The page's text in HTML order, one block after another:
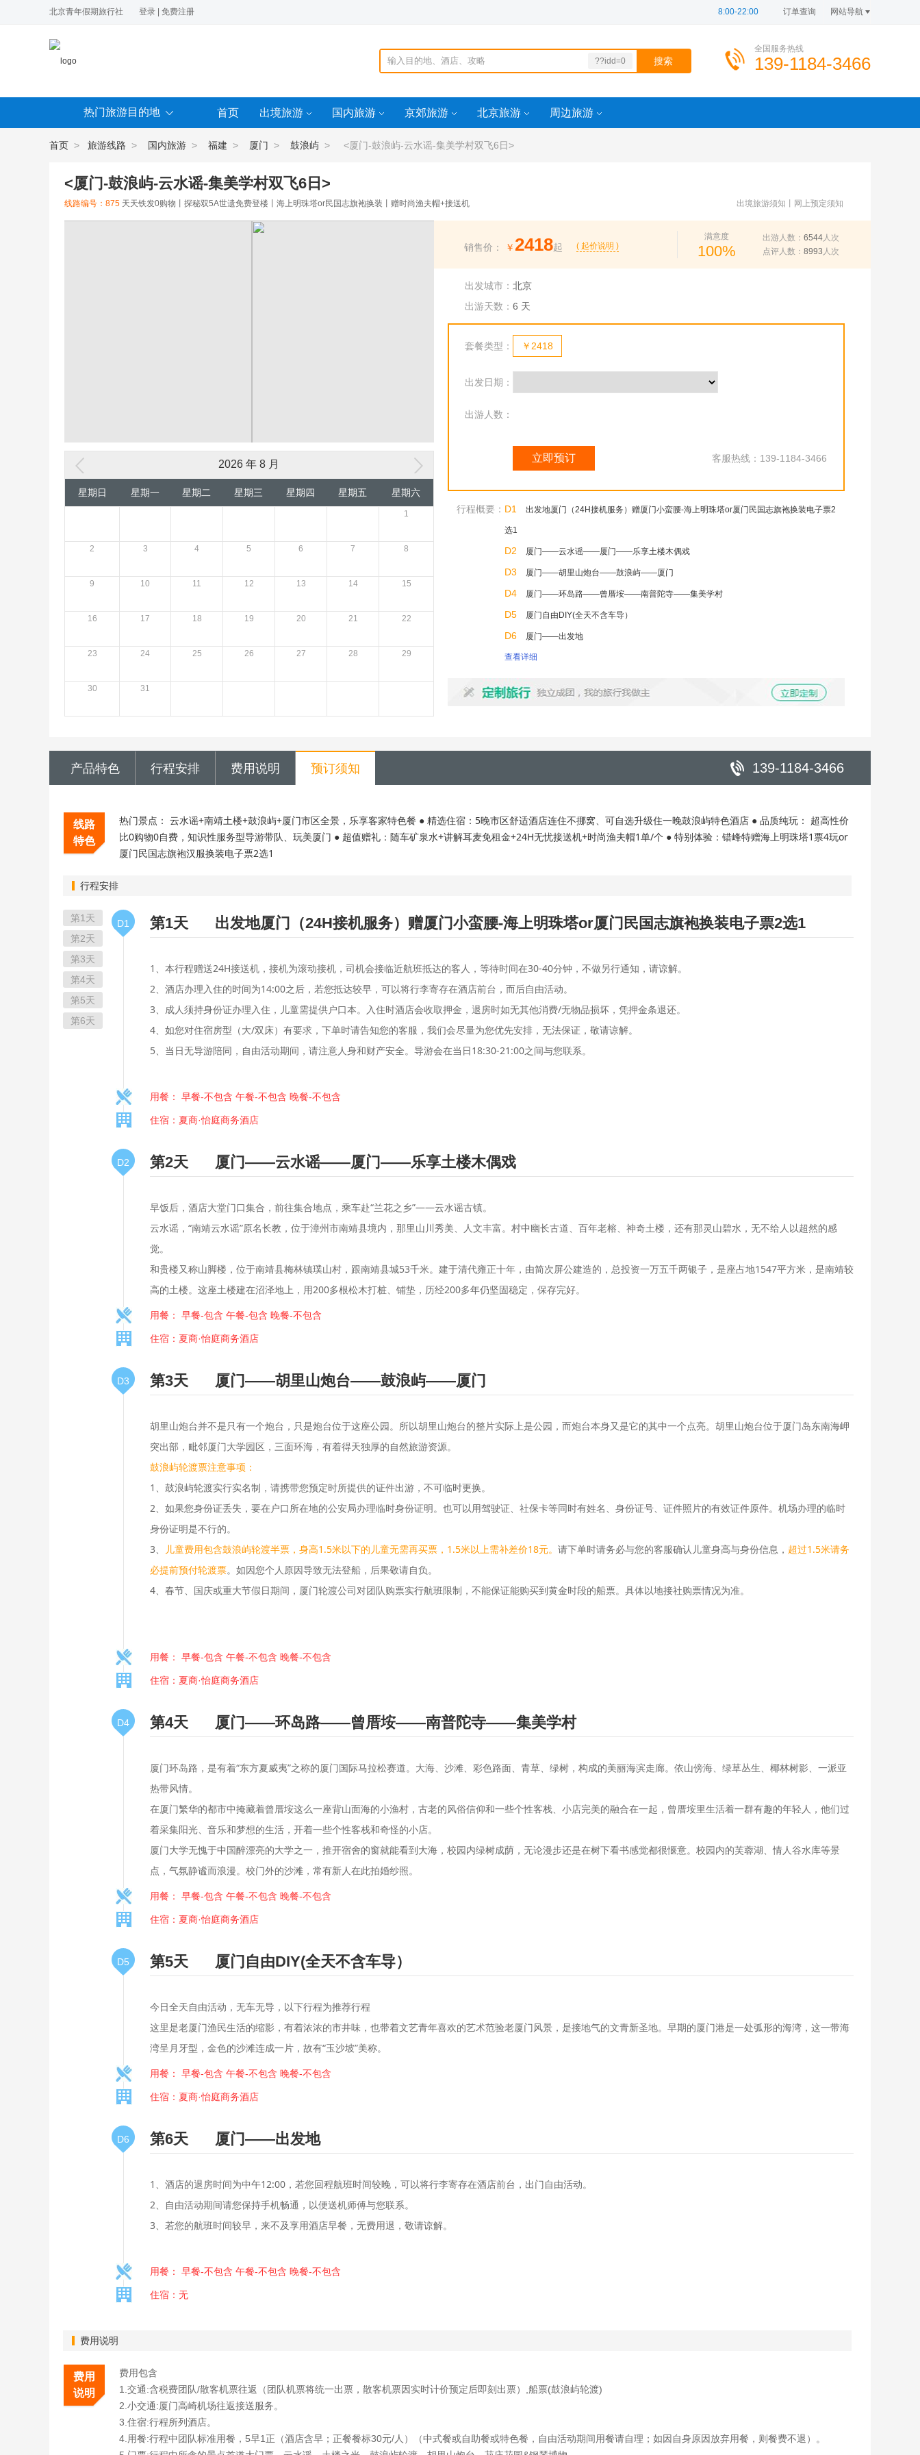
北京青年假期旅行社 登录 免费注册 8:00-22:00 订单查询 网站导航
??idd=0
764901idd=1605672
160285100
vw �lidd=16034392
全国服务热线
139-1184-3466
热门旅游目的地 首页 出境旅游 国内旅游 京郊旅游 北京旅游 周边旅游
首页 > 旅游线路 > 国内旅游 > 福建 > 厦门 > 鼓浪屿 > <厦门-鼓浪屿-云水谣-集美学村双飞6日>
<厦门-鼓浪屿-云水谣-集美学村双飞6日>
线路编号：875 天天铁发0购物丨探秘双5A世遗免费登楼丨海上明珠塔or民国志旗袍换装丨赠时尚渔夫帽+接送机 出境旅游须知 网上预定须知
2026 年 8 月
星期日 星期一 星期二 星期三 星期四 星期五 星期六
1
2 3 4 5 6 7 8
9 10 11 12 13 14 15
16 17 18 19 20 21 22
23 24 25 26 27 28 29
30 31
销售价： ￥ 2418起 ( 起价说明 )
满意度
100%
出游人数： 6544人次
点评人数： 8993 人次
出发城市： 北京
出游天数： 6 天
套餐类型： ￥2418
出发日期：
出游人数：
立即预订 客服热线：139-1184-3466
行程概要： D1 出发地厦门（24H接机服务）赠厦门小蛮腰-海上明珠塔or厦门民国志旗袍换装电子票2
选1
D2 厦门——云水谣——厦门——乐享土楼木偶戏
D3 厦门——胡里山炮台——鼓浪屿——厦门
D4 厦门——环岛路——曾厝垵——南普陀寺——集美学村
D5 厦门自由DIY(全天不含车导）
D6 厦门——出发地
查看详细
产品特色 行程安排 费用说明 预订须知 139-1184-3466
线路
特色
热门景点： 云水谣+南靖土楼+鼓浪屿+厦门市区全景，乐享客家特色餐 ● 精选住宿：5晚市区舒适酒店连住不挪窝、可自选升级住一晚鼓浪屿特色酒店 ● 品质纯玩： 超高性价
比0购物0自费，知识性服务型导游带队、玩美厦门 ● 超值赠礼：随车矿泉水+讲解耳麦免租金+24H无忧接送机+时尚渔夫帽1单/个 ● 特别体验：错峰特赠海上明珠塔1票4玩or
厦门民国志旗袍汉服换装电子票2选1
行程安排
第1天
第2天
第3天
第4天
第5天
第6天
D1 第1天 出发地厦门（24H接机服务）赠厦门小蛮腰-海上明珠塔or厦门民国志旗袍换装电子票2选1
1、本行程赠送24H接送机，接机为滚动接机，司机会接临近航班抵达的客人，等待时间在30-40分钟，不做另行通知，请谅解。
2、酒店办理入住的时间为14:00之后，若您抵达较早，可以将行李寄存在酒店前台，而后自由活动。
3、成人须持身份证办理入住，儿童需提供户口本。入住时酒店会收取押金，退房时如无其他消费/无物品损坏，凭押金条退还。
4、如您对住宿房型（大/双床）有要求，下单时请告知您的客服，我们会尽量为您优先安排，无法保证，敬请谅解。
5、当日无导游陪同，自由活动期间，请注意人身和财产安全。导游会在当日18:30-21:00之间与您联系。
用餐： 早餐-不包含 午餐-不包含 晚餐-不包含
住宿：夏商·怡庭商务酒店
D2 第2天 厦门——云水谣——厦门——乐享土楼木偶戏
早饭后，酒店大堂门口集合，前往集合地点，乘车赴“兰花之乡”——云水谣古镇。
云水谣，“南靖云水谣”原名长教，位于漳州市南靖县境内，那里山川秀美、人文丰富。村中幽长古道、百年老榕、神奇土楼，还有那灵山碧水，无不给人以超然的感
觉。
和贵楼又称山脚楼，位于南靖县梅林镇璞山村，跟南靖县城53千米。建于清代雍正十年，由简次屏公建造的，总投资一万五千两银子，是座占地1547平方米，是南靖较
高的土楼。这座土楼建在沼泽地上，用200多根松木打桩、铺垫，历经200多年仍坚固稳定，保存完好。
用餐： 早餐-包含 午餐-包含 晚餐-不包含
住宿：夏商·怡庭商务酒店
D3 第3天 厦门——胡里山炮台——鼓浪屿——厦门
胡里山炮台并不是只有一个炮台，只是炮台位于这座公园。所以胡里山炮台的整片实际上是公园，而炮台本身又是它的其中一个点亮。胡里山炮台位于厦门岛东南海岬
突出部，毗邻厦门大学园区，三面环海，有着得天独厚的自然旅游资源。
鼓浪屿轮渡票注意事项：
1、鼓浪屿轮渡实行实名制，请携带您预定时所提供的证件出游，不可临时更换。
2、如果您身份证丢失，要在户口所在地的公安局办理临时身份证明。也可以用驾驶证、社保卡等同时有姓名、身份证号、证件照片的有效证件原件。机场办理的临时
身份证明是不行的。
3、
儿童费用包含鼓浪屿轮渡半票，身高1.5米以下的儿童无需再买票，1.5米以上需补差价18元。 请下单时请务必与您的客服确认儿童身高与身份信息， 超过1.5米请务
必提前预付轮渡票。如因您个人原因导致无法登船，后果敬请自负。
4、春节、国庆或重大节假日期间，厦门轮渡公司对团队购票实行航班限制，不能保证能购买到黄金时段的船票。具体以地接社购票情况为准。
用餐： 早餐-包含 午餐-不包含 晚餐-不包含
住宿：夏商·怡庭商务酒店
D4 第4天 厦门——环岛路——曾厝垵——南普陀寺——集美学村
厦门环岛路，是有着“东方夏威夷”之称的厦门国际马拉松赛道。大海、沙滩、彩色路面、青草、绿树，构成的美丽海滨走廊。依山傍海、绿草丛生、椰林树影、一派亚
热带风情。
在厦门繁华的都市中掩藏着曾厝垵这么一座背山面海的小渔村，古老的风俗信仰和一些个性客栈、小店完美的融合在一起，曾厝垵里生活着一群有趣的年轻人，他们过
着采集阳光、音乐和梦想的生活，开着一些个性客栈和奇怪的小店。
厦门大学无愧于中国醉漂亮的大学之一，推开宿舍的窗就能看到大海，校园内绿树成荫，无论漫步还是在树下看书感觉都很惬意。校园内的芙蓉湖、情人谷水库等景
点，气氛静谧而浪漫。校门外的沙滩，常有新人在此拍婚纱照。
用餐： 早餐-包含 午餐-不包含 晚餐-不包含
住宿：夏商·怡庭商务酒店
D5 第5天 厦门自由DIY(全天不含车导）
今日全天自由活动，无车无导，以下行程为推荐行程
这里是老厦门渔民生活的缩影，有着浓浓的市井味，也带着文艺青年喜欢的艺术范验老厦门风景，是接地气的文青新圣地。早期的厦门港是一处弧形的海湾，这一带海
湾呈月牙型，金色的沙滩连成一片，故有“玉沙坡”美称。
用餐： 早餐-包含 午餐-不包含 晚餐-不包含
住宿：夏商·怡庭商务酒店
D6 第6天 厦门——出发地
1、酒店的退房时间为中午12:00，若您回程航班时间较晚，可以将行李寄存在酒店前台，出门自由活动。
2、自由活动期间请您保持手机畅通，以便送机师傅与您联系。
3、若您的航班时间较早，来不及享用酒店早餐，无费用退，敬请谅解。
用餐： 早餐-不包含 午餐-不包含 晚餐-不包含
住宿：无
费用说明
费用
说明
费用包含
1.交通:含税费团队/散客机票往返（团队机票将统一出票，散客机票因实时计价预定后即刻出票）,船票(鼓浪屿轮渡)
2.小交通:厦门高崎机场往返接送服务。
3.住宿:行程所列酒店。
4.用餐:行程中团队标准用餐，5早1正（酒店含早；正餐餐标30元/人）（中式餐或自助餐或特色餐，自由活动期间用餐请自理；如因自身原因放弃用餐，则餐费不退）。